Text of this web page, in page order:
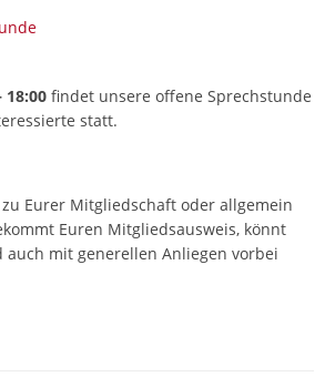
18:00 findet unsere offene Sprechstunde
statt.
Eurer Mitgliedschaft oder allgemein
Euren Mitgliedsausweis, könnt
auch mit generellen Anliegen vorbei